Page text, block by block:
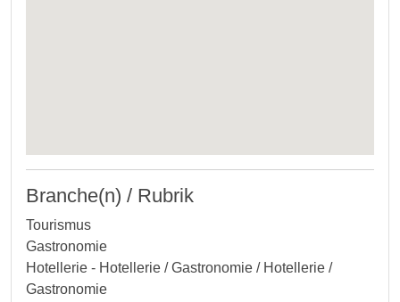
Branche(n) / Rubrik
Tourismus
Gastronomie
Hotellerie - Hotellerie / Gastronomie / Hotellerie /
Gastronomie